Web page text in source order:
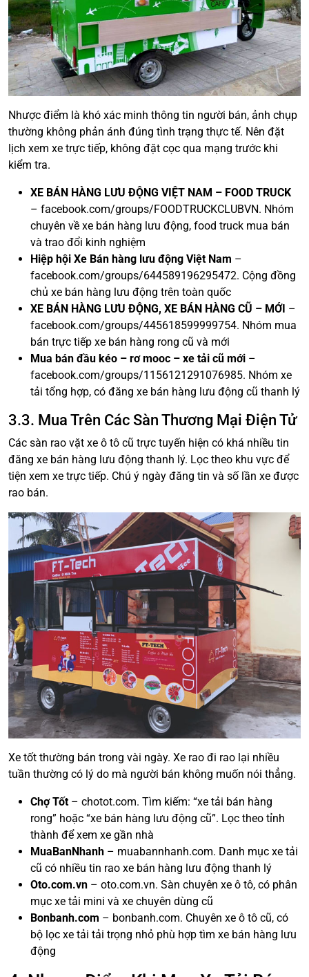
Nhược điểm là khó xác minh thông tin người bán, ảnh chụp
thường không phản ánh đúng tình trạng thực tế. Nên đặt
lịch xem xe trực tiếp, không đặt cọc qua mạng trước khi
kiểm tra.
XE BÁN HÀNG LƯU ĐỘNG VIỆT NAM – FOOD TRUCK
– facebook.com/groups/FOODTRUCKCLUBVN. Nhóm
chuyên về xe bán hàng lưu động, food truck mua bán
và trao đổi kinh nghiệm
Hiệp hội Xe Bán hàng lưu động Việt Nam –
facebook.com/groups/644589196295472. Cộng đồng
chủ xe bán hàng lưu động trên toàn quốc
XE BÁN HÀNG LƯU ĐỘNG, XE BÁN HÀNG CŨ – MỚI –
facebook.com/groups/445618599999754. Nhóm mua
bán trực tiếp xe bán hàng rong cũ và mới
Mua bán đầu kéo – rơ mooc – xe tải cũ mới –
facebook.com/groups/1156121291076985. Nhóm xe
tải tổng hợp, có đăng xe bán hàng lưu động cũ thanh lý
3.3. Mua Trên Các Sàn Thương Mại Điện Tử
Các sàn rao vặt xe ô tô cũ trực tuyến hiện có khá nhiều tin
đăng xe bán hàng lưu động thanh lý. Lọc theo khu vực để
tiện xem xe trực tiếp. Chú ý ngày đăng tin và số lần xe được
rao bán.
Xe tốt thường bán trong vài ngày. Xe rao đi rao lại nhiều
tuần thường có lý do mà người bán không muốn nói thẳng.
Chợ Tốt– chotot.com. Tìm kiếm: “xe tải bán hàng
rong” hoặc “xe bán hàng lưu động cũ”. Lọc theo tỉnh
thành để xem xe gần nhà
MuaBanNhanh – muabannhanh.com. Danh mục xe tải
cũ có nhiều tin rao xe bán hàng lưu động thanh lý
Oto.com.vn – oto.com.vn. Sàn chuyên xe ô tô, có phân
mục xe tải mini và xe chuyên dùng cũ
Bonbanh.com – bonbanh.com. Chuyên xe ô tô cũ, có
bộ lọc xe tải tải trọng nhỏ phù hợp tìm xe bán hàng lưu
động